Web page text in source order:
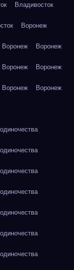
Владивосток
Воронеж
Воронеж Воронеж
Воронеж Воронеж
Воронеж Воронеж